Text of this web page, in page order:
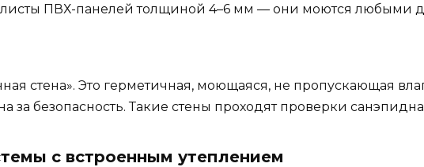
ПВХ-панелей толщиной 4–6 мм — они моются любыми
стена». Это герметичная, моющаяся, не пропускающая
за безопасность. Такие стены проходят проверки
с встроенным утеплением